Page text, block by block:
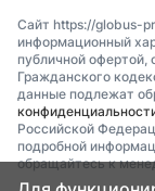
Сайт https://globus-
информационный
публичной офертой,
Гражданского
данные подлежат
Российской
подробной
обращайтесь к